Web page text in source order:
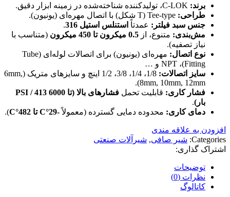
برند:
طراحی:
جنس سبد فیلتر: عمدتاً استنلس استیل 316
.
مش‌بندی: متنوع، از 0.5 میکرون تا 450 میکرون
(متناسب با
نیاز تصفیه).
نوع اتصال:
مهره‌ای (یونیون) برای اتصالات لوله‌ای (Tube
Fitting)، NPT و …
سایز اتصالات:
1/8، 1/4، 3/8، 1/2 اینچ و سایزهای متریک (6mm,
8mm, 10mm, 12mm).
فشار کاری: قابلیت تحمل
فشارهای بالا (تا 6000 PSI / 413
بار).
دمای کاری: محدوده دمایی گسترده (معمولاً-29°C تا 482°C ).
افزودن به علاقه مندی
Categories: شیر صافی, شیرآلات صنعتی
اشتراک گذاری:
توضیحات
نظرات (0)
کاتالوگ